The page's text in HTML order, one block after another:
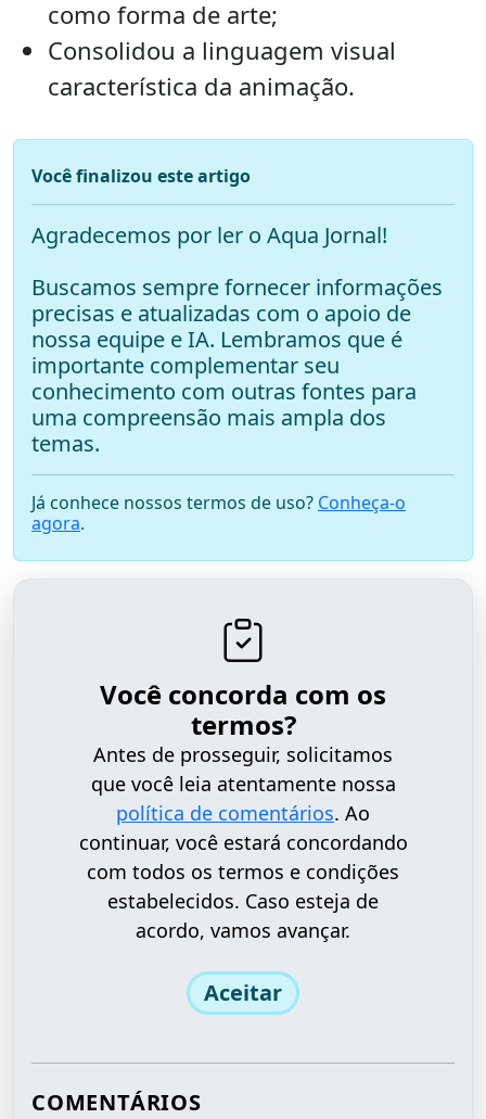
como forma de arte;
Consolidou a linguagem visual
característica da animação.
Você finalizou este artigo
Agradecemos por ler o Aqua Jornal!
Buscamos sempre fornecer informações
precisas e atualizadas com o apoio de
nossa equipe e IA. Lembramos que é
importante complementar seu
conhecimento com outras fontes para
uma compreensão mais ampla dos
temas.
Já conhece nossos termos de uso? Conheça-o
agora.
Você concorda com os
termos?
Antes de prosseguir, solicitamos
que você leia atentamente nossa
política de comentários. Ao
continuar, você estará concordando
com todos os termos e condições
estabelecidos. Caso esteja de
acordo, vamos avançar.
Aceitar
COMENTÁRIOS